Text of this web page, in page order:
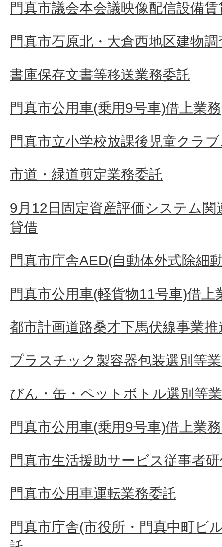
門真市議会本会議映像配信設備
門真市石原北・大倉西地区建物
書庫保存文書等移送業務委託
門真市公用車(乗用9号車)借上業務
門真市立小学校放課後児童クラ
市道・緑道剪定業務委託
9月12日固定資産評価システム関
貸借
門真市庁舎AED(自動体外式除細
門真市公用車(軽貨物11号車)借上
都市計画道路桑才下馬伏線事業
プラスチック製容器包装選別等
びん・缶・ペットボトル選別等
門真市公用車(乗用9号車)借上業
門真市生活援助サービス従事者
門真市公用車運転業務委託
門真市庁舎(市役所・門真中町ビ